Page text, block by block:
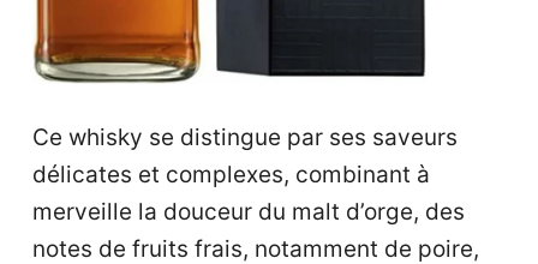
Ce whisky se distingue par ses saveurs
délicates et complexes, combinant à
merveille la douceur du malt d’orge, des
notes de fruits frais, notamment de poire,